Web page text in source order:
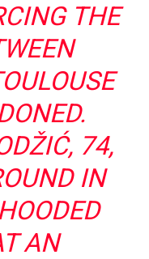
THE
74,
IN
AN